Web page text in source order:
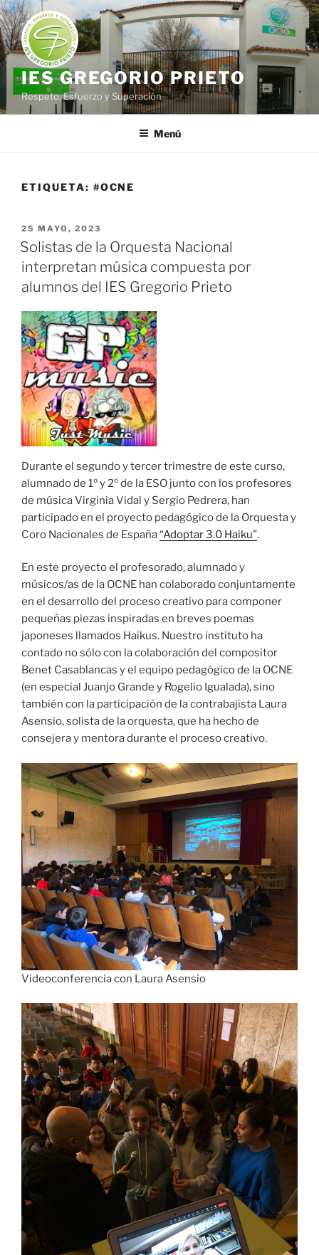
Saltar
al
contenido
IES GREGORIO PRIETO
Respeto, Esfuerzo y Superación
Menú
ETIQUETA: #OCNE
PUBLICADO
EL
25 MAYO, 2023
Solistas de la Orquesta Nacional
interpretan música compuesta por
alumnos del IES Gregorio Prieto
Durante el segundo y tercer trimestre de este curso,
alumnado de 1º y 2º de la ESO junto con los profesores
de música Virginia Vidal y Sergio Pedrera, han
participado en el proyecto pedagógico de la Orquesta y
Coro Nacionales de España“Adoptar 3.0 Haiku”.
En este proyecto el profesorado, alumnado y
músicos/as de la OCNE han colaborado conjuntamente
en el desarrollo del proceso creativo para componer
pequeñas piezas inspiradas en breves poemas
japoneses llamados Haikus. Nuestro instituto ha
contado no sólo con la colaboración del compositor
Benet Casablancas y el equipo pedagógico de la OCNE
(en especial Juanjo Grande y Rogelio Igualada), sino
también con la participación de la contrabajista Laura
Asensio, solista de la orquesta, que ha hecho de
consejera y mentora durante el proceso creativo.
Videoconferencia con Laura Asensio